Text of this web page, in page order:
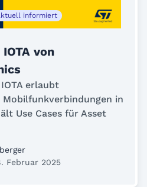
informiert
von
erlaubt
in
Use Cases für Asset
Februar 2025